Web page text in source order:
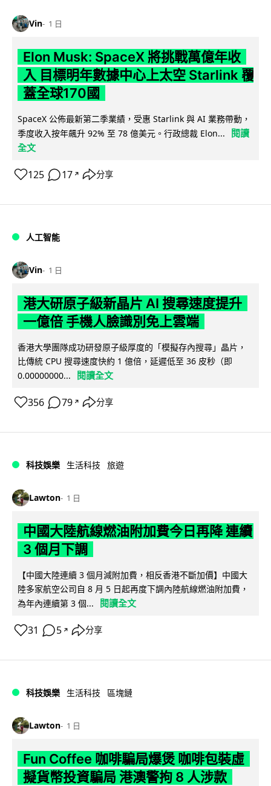
Vin 1 日
Elon Musk: SpaceX 將挑戰萬億年收
入 目標明年數據中心上太空 Starlink 覆
蓋全球170國
SpaceX 公佈最新第二季業績，受惠 Starlink 與 AI 業務帶動，
季度收入按年飆升 92% 至 78 億美元。行政總裁 Elon...
閱讀
全文
125 17 ↗ 分享
人工智能
Vin 1 日
港大研原子級新晶片 AI 搜尋速度提升
一億倍 手機人臉識別免上雲端
香港大學團隊成功研發原子級厚度的「模擬存內搜尋」晶片，
比傳統 CPU 搜尋速度快約 1 億倍，延遲低至 36 皮秒（即
0.00000000...
閱讀全文
356 79 ↗ 分享
科技娛樂 生活科技 旅遊
Lawton 1 日
中國大陸航線燃油附加費今日再降 連續
3 個月下調
【中國大陸連續 3 個月減附加費，相反香港不斷加價】中國大
陸多家航空公司自 8 月 5 日起再度下調內陸航線燃油附加費，
為年內連續第 3 個...
閱讀全文
31 5 ↗ 分享
科技娛樂 生活科技 區塊鏈
Lawton 1 日
Fun Coffee 咖啡騙局爆煲 咖啡包裝虛
擬貨幣投資騙局 港澳警拘 8 人涉款